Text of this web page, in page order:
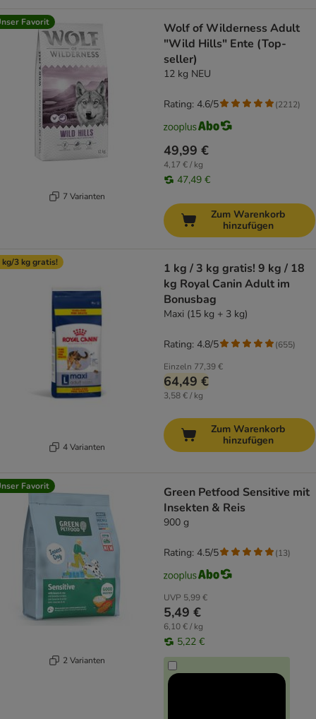
Favorit
7 Varianten
Wolf of Wilderness Adult
"Wild Hills" Ente (Top-
seller)
12 kg NEU
49,99 €
4,17 € / kg
47,49 €
Rating: 4.6/5 (2212)
Zum Warenkorb
hinzufügen
kg/3 kg gratis!
4 Varianten
1 kg / 3 kg gratis! 9 kg / 18
kg Royal Canin Adult im
Bonusbag
Maxi (15 kg + 3 kg)
Einzeln 77,39 €
64,49 €
3,58 € / kg
Rating: 4.8/5 (655)
Zum Warenkorb
hinzufügen
Favorit
2 Varianten
Green Petfood Sensitive mit
Insekten & Reis
900 g
UVP 5,99 €
5,49 €
6,10 € / kg
5,22 €
Rating: 4.5/5 (13)